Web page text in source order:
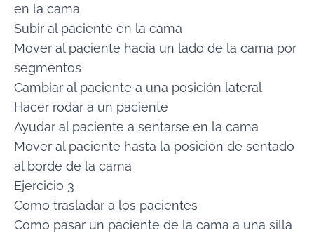
en la cama
Subir al paciente en la cama
Mover al paciente hacia un lado de la cama por
segmentos
Cambiar al paciente a una posición lateral
Hacer rodar a un paciente
Ayudar al paciente a sentarse en la cama
Mover al paciente hasta la posición de sentado
al borde de la cama
Ejercicio 3
Como trasladar a los pacientes
Como pasar un paciente de la cama a una silla